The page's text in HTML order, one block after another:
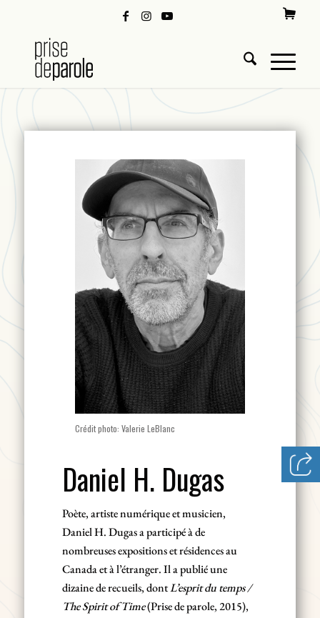
Crédit photo: Valerie LeBlanc
Daniel H. Dugas
Poète, artiste numérique et musicien,
Daniel H. Dugas a participé à de
nombreuses expositions et résidences au
Canada et à l’étranger. Il a publié une
dizaine de recueils, dontL’esprit du temps /
The Spirit of Time(Prise de parole, 2015),